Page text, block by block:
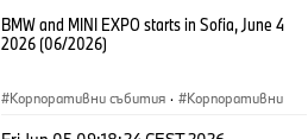
BMW and MINI EXPO starts in Sofia, June 4
2026 (06/2026)
Корпоративни събития · Корпоративни